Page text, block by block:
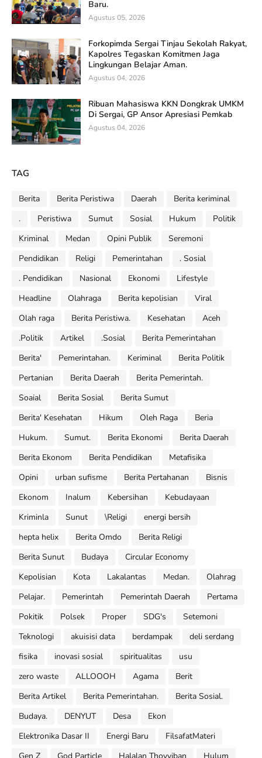
Baru.
Agustus 05, 2026
Forkopimda Sergai Tinjau Sekolah Rakyat,
Kapolres Tegaskan Komitmen Jaga
Lingkungan Belajar Aman.
Agustus 04, 2026
Ribuan Mahasiswa KKN Dongkrak UMKM
Di Sergai, GP Ansor Apresiasi Pemkab
Agustus 04, 2026
TAG
Berita Berita Peristiwa Daerah
Berita keriminal
.
Peristiwa Sumut Sosial Hukum
Politik
Kriminal
Medan Opini Publik
Seremoni
Pendidikan
Religi Pemerintahan
. Sosial
. Pendidikan
Nasional Ekonomi
Lifestyle
Headline
Olahraga Berita kepolisian
Viral
Olah raga
Berita Peristiwa. Kesehatan
Aceh
.Politik
Artikel .Sosial
Berita Pemerintahan
Berita'
Pemerintahan. Keriminal
Berita Politik
Pertanian
Berita Daerah
Berita Pemerintah.
Soaial
Berita Sosial
Berita Sumut
Berita' Kesehatan
Hikum Oleh Raga
Beria
Hukum.
Sumut. Berita Ekonomi
Berita Daerah
Berita Ekonom
Berita Pendidikan
Metafisika
Opini
urban sufisme Berita Pertahanan
Bisnis
Ekonom
Inalum Kebersihan
Kebudayaan
Kriminla
Sunut \Religi
energi bersih
hepta helix
Berita Omdo
Berita Religi
Berita Sunut
Budaya
Circular Economy
Kepolisian
Kota Lakalantas Medan.
Olahrag
Pelajar.
Pemerintah Pemerintah Daerah
Pertama
Pokitik
Polsek Proper SDG's
Setemoni
Teknologi
akuisisi data berdampak
deli serdang
fisika
inovasi sosial spiritualitas
usu
zero waste
ALLOOOH Agama
Berit
Berita Artikel
Berita Pemerintahan.
Berita Sosial.
Budaya.
DENYUT Desa
Ekon
Elektronika Dasar II
Energi Baru
FilsafatMateri